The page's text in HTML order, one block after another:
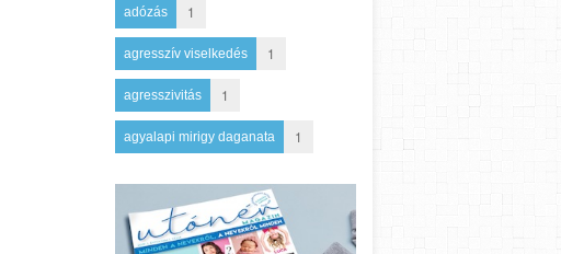
adózás 1
agresszív viselkedés 1
agresszivitás 1
agyalapi mirigy daganata 1